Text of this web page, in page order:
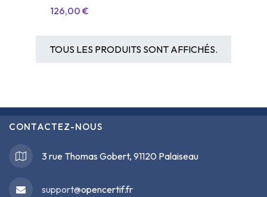
126,00 €
TOUS LES PRODUITS SONT AFFICHÉS.
CONTACTEZ-NOUS
3 rue Thomas Gobert, 91120 Palaiseau
support@opencertif.fr